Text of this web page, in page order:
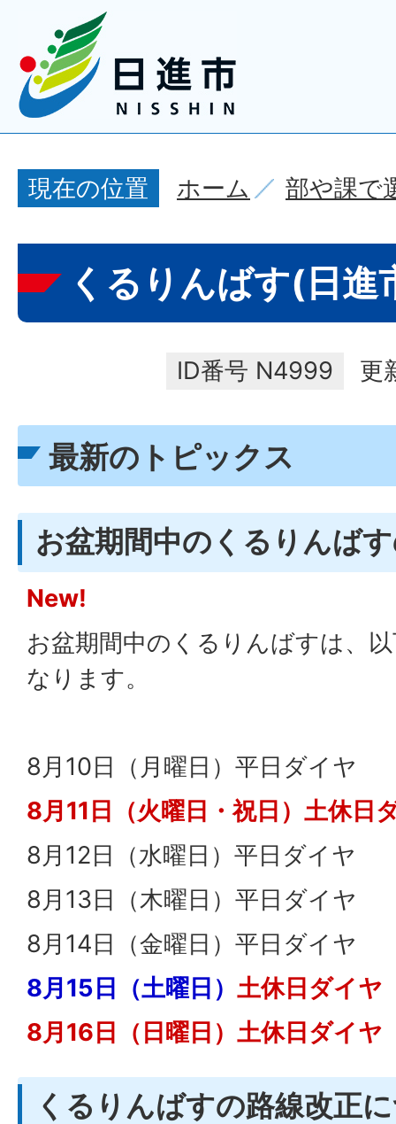
現在の位置 ホーム 部や課で
くるりんばす(日進
ID番号 N4999 更
最新のトピックス
お盆期間中のくるりんば
New!
お盆期間中のくるりんばすは、
なります。
8月10日（月曜日）平日ダイヤ
8月11日（火曜日・祝日）土休日
8月12日（水曜日）平日ダイヤ
8月13日（木曜日）平日ダイヤ
8月14日（金曜日）平日ダイヤ
8月15日（土曜日） 土休日ダイヤ
8月16日（日曜日）土休日ダイヤ
くるりんばすの路線改正